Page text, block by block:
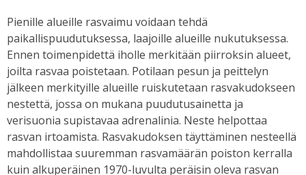
Pienille alueille rasvaimu voidaan tehdä
paikallispuudutuksessa, laajoille alueille nukutuksessa.
Ennen toimenpidettä iholle merkitään piirroksin alueet,
joilta rasvaa poistetaan. Potilaan pesun ja peittelyn
jälkeen merkityille alueille ruiskutetaan rasvakudokseen
nestettä, jossa on mukana puudutusainetta ja
verisuonia supistavaa adrenalinia. Neste helpottaa
rasvan irtoamista. Rasvakudoksen täyttäminen nesteellä
mahdollistaa suuremman rasvamäärän poiston kerralla
kuin alkuperäinen 1970-luvulta peräisin oleva rasvan